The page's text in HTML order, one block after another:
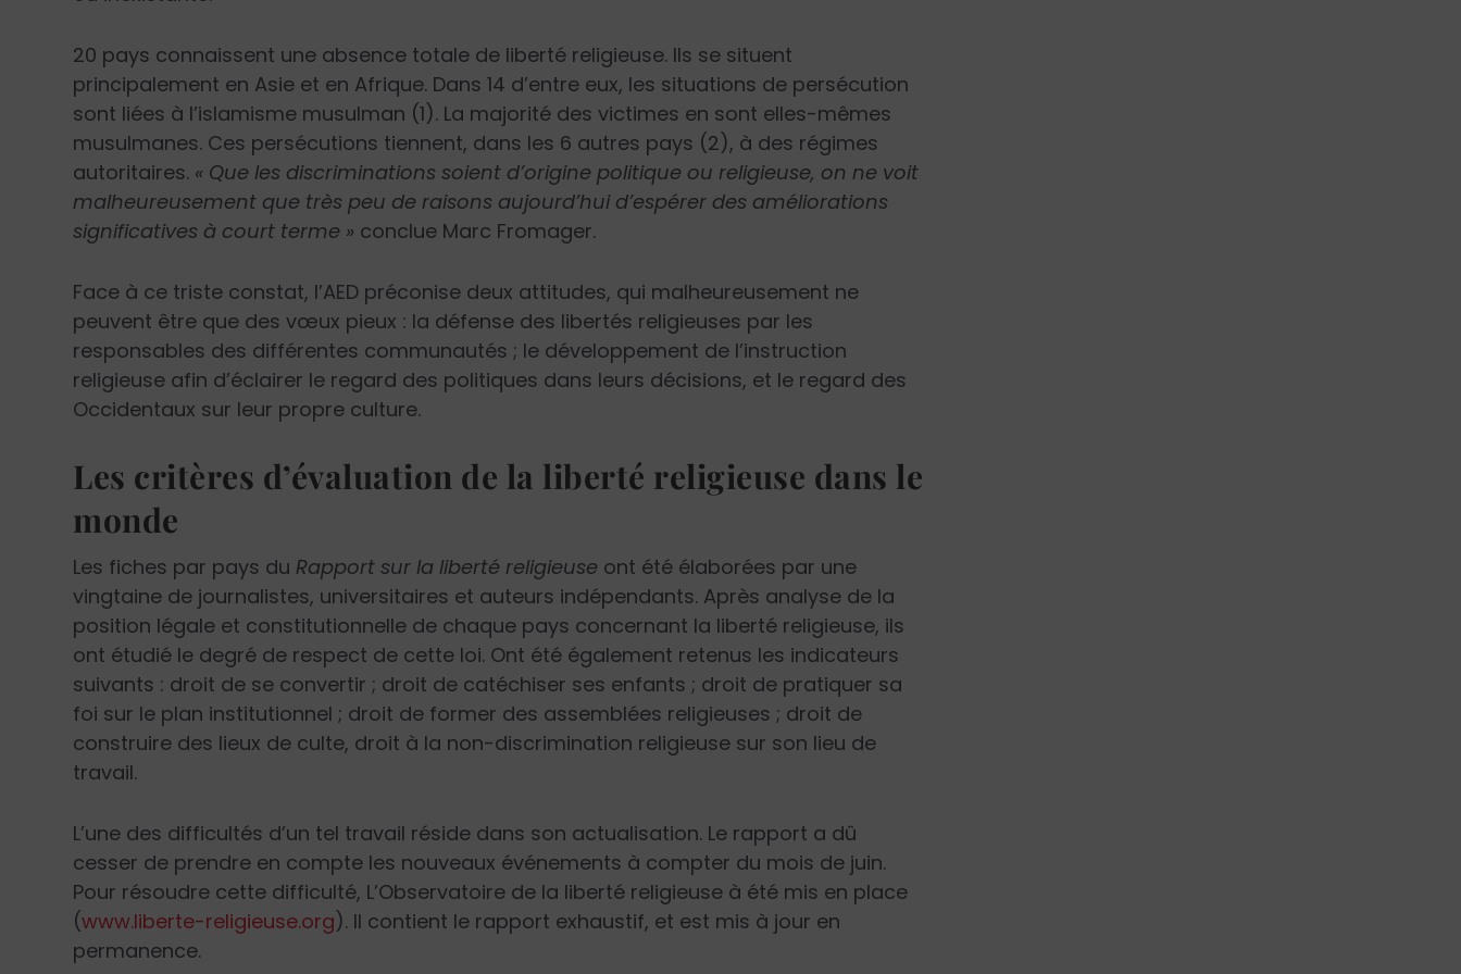
20 pays connaissent une absence totale de liberté religieuse. Ils se situent
principalement en Asie et en Afrique. Dans 14 d’entre eux, les situations de persécution
sont liées à l’islamisme musulman (1). La majorité des victimes en sont elles-mêmes
musulmanes. Ces persécutions tiennent, dans les 6 autres pays (2), à des régimes
autoritaires. « Que les discriminations soient d’origine politique ou religieuse, on ne voit
malheureusement que très peu de raisons aujourd’hui d’espérer des améliorations
significatives à court terme » conclue Marc Fromager.
Face à ce triste constat, l’AED préconise deux attitudes, qui malheureusement ne
peuvent être que des vœux pieux : la défense des libertés religieuses par les
responsables des différentes communautés ; le développement de l’instruction
religieuse afin d’éclairer le regard des politiques dans leurs décisions, et le regard des
Occidentaux sur leur propre culture.
Les critères d’évaluation de la liberté religieuse dans le
monde
Les fiches par pays du Rapport sur la liberté religieuse ont été élaborées par une
vingtaine de journalistes, universitaires et auteurs indépendants. Après analyse de la
position légale et constitutionnelle de chaque pays concernant la liberté religieuse, ils
ont étudié le degré de respect de cette loi. Ont été également retenus les indicateurs
suivants : droit de se convertir ; droit de catéchiser ses enfants ; droit de pratiquer sa
foi sur le plan institutionnel ; droit de former des assemblées religieuses ; droit de
construire des lieux de culte, droit à la non-discrimination religieuse sur son lieu de
travail.
L’une des difficultés d’un tel travail réside dans son actualisation. Le rapport a dû
cesser de prendre en compte les nouveaux événements à compter du mois de juin.
Pour résoudre cette difficulté, L’Observatoire de la liberté religieuse à été mis en place
(www.liberte-religieuse.org). Il contient le rapport exhaustif, et est mis à jour en
permanence.